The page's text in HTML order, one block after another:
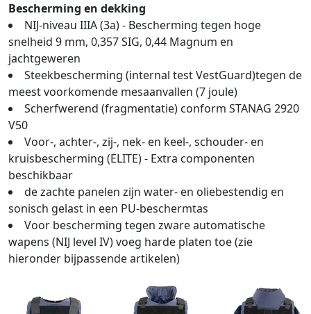
Bescherming en dekking
NIJ-niveau IIIA (3a) - Bescherming tegen hoge
snelheid 9 mm, 0,357 SIG, 0,44 Magnum en
jachtgeweren
Steekbescherming (internal test VestGuard)tegen de
meest voorkomende mesaanvallen (7 joule)
Scherfwerend (fragmentatie) conform STANAG 2920
V50
Voor-, achter-, zij-, nek- en keel-, schouder- en
kruisbescherming (ELITE) - Extra componenten
beschikbaar
de zachte panelen zijn water- en oliebestendig en
sonisch gelast in een PU-beschermtas
Voor bescherming tegen zware automatische
wapens (NIJ level IV) voeg harde platen toe (zie
hieronder bijpassende artikelen)